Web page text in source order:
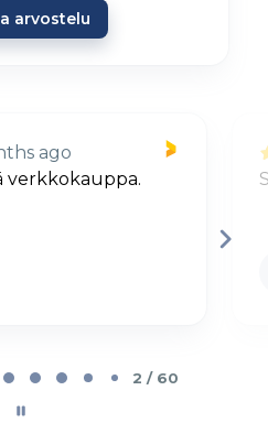
arvostelu
ago
verkkokauppa.
2 / 60